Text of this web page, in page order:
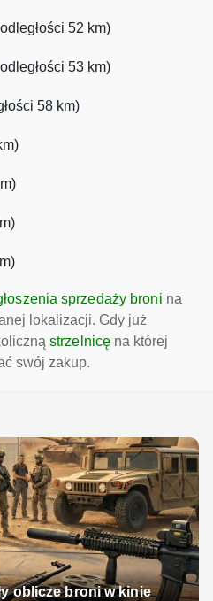
52 km)
53 km)
58 km)
sprzedaży broni na
lokalizacji. Gdy już
strzelnicę na której
swój zakup.
oblicze broni w kinie